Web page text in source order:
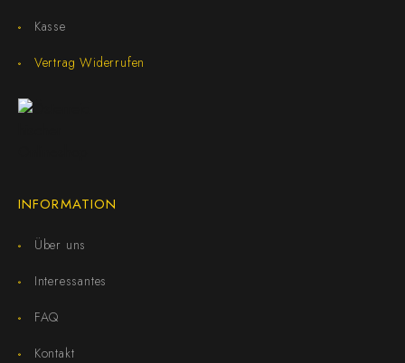
Kasse
Vertrag Widerrufen
INFORMATION
Über uns
Interessantes
FAQ
Kontakt